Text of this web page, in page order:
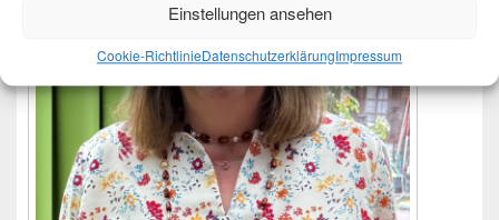
Einstellungen ansehen
Cookie-RichtlinieDatenschutzerklärungImpressum